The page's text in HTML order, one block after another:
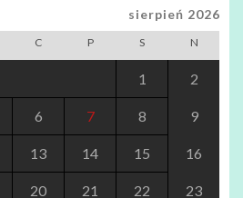
sierpień 2026
C P S N
1 2
6 7 8 9
13 14 15 16
20 21 22 23